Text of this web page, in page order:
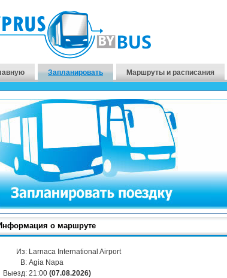
Запланировать Маршруты и расписания
о маршруте
Из: Larnaca International Airport
В: Agia Napa
Выезд: 21:00 (07.08.2026)